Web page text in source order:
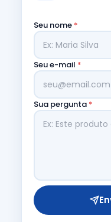
Seu nome *
Seu e-mail *
Sua pergunta *